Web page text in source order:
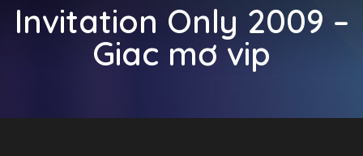
Invitation Only 2009 –
Giac mơ vip